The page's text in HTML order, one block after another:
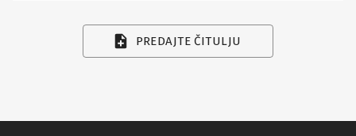
PREDAJTE ČITULJU